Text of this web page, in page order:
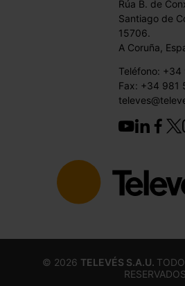
Rúa B. de
Santiago de
15706.
A Coruña,
Teléfono:
Fax: +34 981
© 2026 TELEVÉS S.A.U.
RESERVADOS